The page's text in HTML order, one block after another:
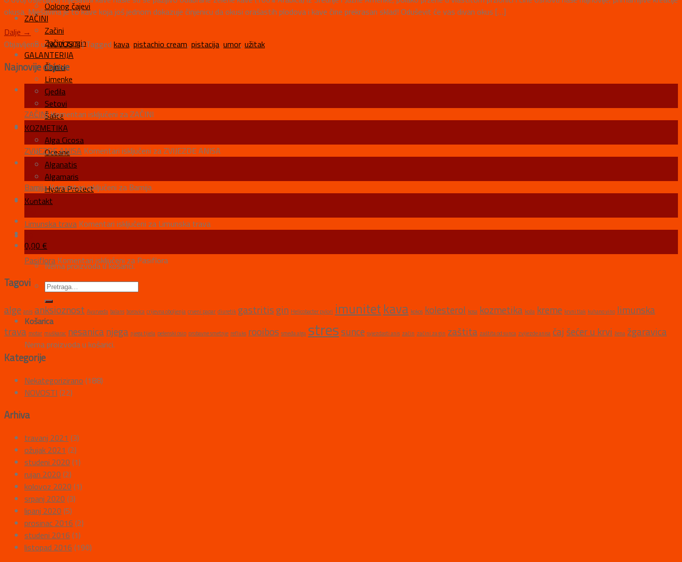
Oolong čajevi
ZAČINI
Začini
Začini za gin
GALANTERIJA
Čajnici
Limenke
Cjedila
Setovi
Šalice
KOZMETIKA
Alga Cicosa
Oceane
Alganatis
Algamaris
Hydra Protect
Kontakt
0,00 €
Nema proizvoda u košarici.
Košarica
Nema proizvoda u košarici.
okusa. Mješavina je to kave koja još jednom dokazuje činjenicu da okusi orašastih plodova i kave čine prekrasan sklad! Oduševit će vas divan okus […]
Dalje →
Objavljeno uNOVOSTI|Tagged kava, pistachio cream, pistacija, umor, užitak
Najnovije objave
ZAČINIKomentari isključeni za ZAČINI
27
ZVIJEZDE ANISA Komentari isključeni za ZVIJEZDE ANISA
BamijaKomentari isključeni za Bamija
29
Limunska trava Komentari isključeni za Limunska trava
ožu
Pasiflora Komentari isključeni za Pasiflora
Tagovi
alge anis anksioznost Ayurveda balans borovica crijevna oboljenja crveni papar diuretik gastritisgin Helicobacter pylori imunitetkava kokos kolesterol kosa kozmetika koža kreme krvni tlak kuhano vino limunska
trava motar muškarac nesanicanjega njega tijela pelenski osip probavne smetnje refluks rooibos smeđa alga stressunce svjezdasti anis začin začini za gin zaštita zaštita od sunca zvijezde anisa čaj šećer u krvi žena žgaravica
Kategorije
Nekategorizirano (188)
NOVOSTI (22)
Arhiva
travanj 2021 (3)
ožujak 2021 (2)
studeni 2020 (1)
rujan 2020 (2)
kolovoz 2020 (1)
srpanj 2020 (3)
lipanj 2020 (5)
prosinac 2016 (2)
studeni 2016 (1)
listopad 2016 (190)